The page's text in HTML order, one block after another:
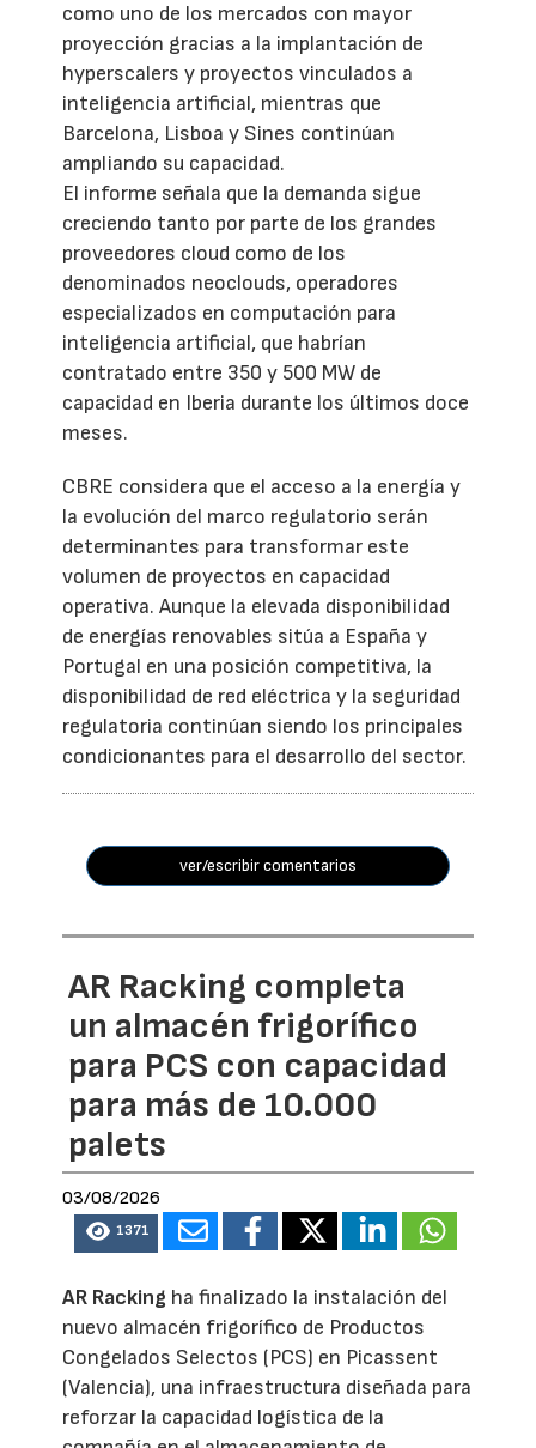
como uno de los mercados con mayor
proyección gracias a la implantación de
hyperscalers y proyectos vinculados a
inteligencia artificial, mientras que
Barcelona, Lisboa y Sines continúan
ampliando su capacidad.
El informe señala que la demanda sigue
creciendo tanto por parte de los grandes
proveedores cloud como de los
denominados neoclouds, operadores
especializados en computación para
inteligencia artificial, que habrían
contratado entre 350 y 500 MW de
capacidad en Iberia durante los últimos doce
meses.
CBRE considera que el acceso a la energía y
la evolución del marco regulatorio serán
determinantes para transformar este
volumen de proyectos en capacidad
operativa. Aunque la elevada disponibilidad
de energías renovables sitúa a España y
Portugal en una posición competitiva, la
disponibilidad de red eléctrica y la seguridad
regulatoria continúan siendo los principales
condicionantes para el desarrollo del sector.
ver/escribir comentarios
AR Racking completa
un almacén frigorífico
para PCS con capacidad
para más de 10.000
palets
03/08/2026
1371
AR Racking ha finalizado la instalación del
nuevo almacén frigorífico de Productos
Congelados Selectos (PCS) en Picassent
(Valencia), una infraestructura diseñada para
reforzar la capacidad logística de la